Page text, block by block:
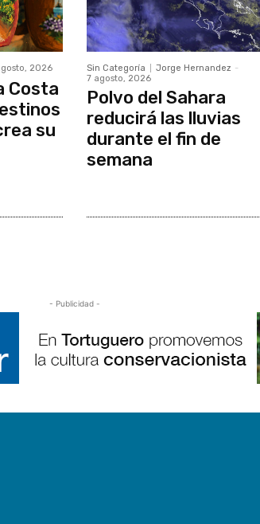
2026
Costa
su
Sin Categoría Jorge Hernandez -
7 agosto, 2026
Polvo del Sahara
reducirá las lluvias
durante el fin de
semana
- Publicidad -